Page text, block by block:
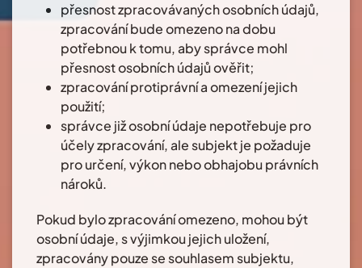
přesnost zpracovávaných osobních údajů,
zpracování bude omezeno na dobu
potřebnou k tomu, aby správce mohl
přesnost osobních údajů ověřit;
zpracování protiprávní a omezení jejich
použití;
správce již osobní údaje nepotřebuje pro
účely zpracování, ale subjekt je požaduje
pro určení, výkon nebo obhajobu právních
nároků.
Pokud bylo zpracování omezeno, mohou být
osobní údaje, s výjimkou jejich uložení,
zpracovány pouze se souhlasem subjektu,